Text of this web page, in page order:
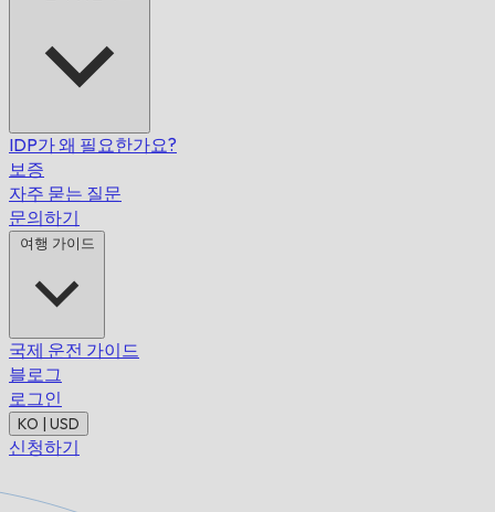
IDP가 왜 필요한가요?
보증
자주 묻는 질문
문의하기
여행 가이드
국제 운전 가이드
블로그
로그인
KO | USD
신청하기